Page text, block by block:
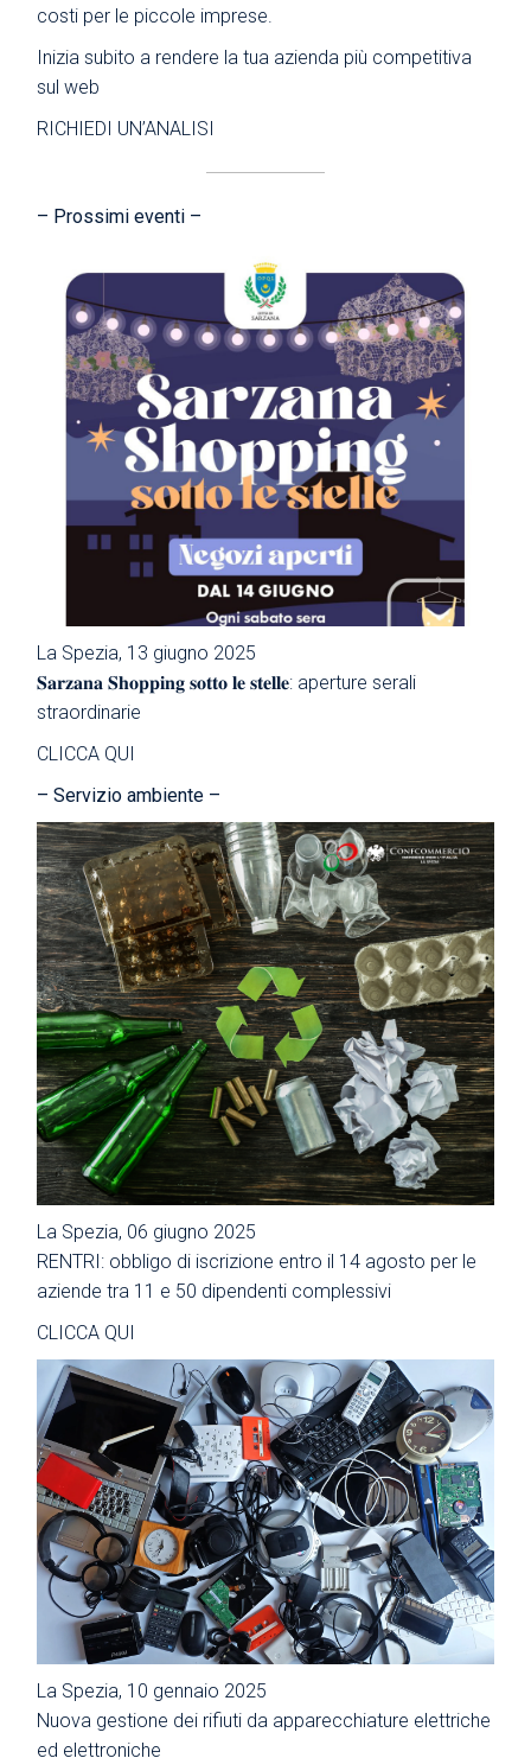
costi per le piccole imprese.
Inizia subito a rendere la tua azienda più competitiva
sul web
RICHIEDI UN’ANALISI
– Prossimi eventi –
La Spezia, 13 giugno 2025
𝐒𝐚𝐫𝐳𝐚𝐧𝐚 𝐒𝐡𝐨𝐩𝐩𝐢𝐧𝐠 𝐬𝐨𝐭𝐭𝐨 𝐥𝐞 𝐬𝐭𝐞𝐥𝐥𝐞: aperture serali
straordinarie
CLICCA QUI
– Servizio ambiente –
La Spezia, 06 giugno 2025
RENTRI: obbligo di iscrizione entro il 14 agosto per le
aziende tra 11 e 50 dipendenti complessivi
CLICCA QUI
La Spezia, 10 gennaio 2025
Nuova gestione dei rifiuti da apparecchiature elettriche
ed elettroniche